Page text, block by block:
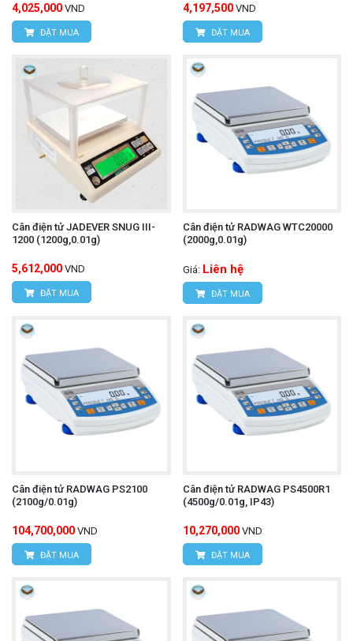
4,025,000 VND
ĐẶT MUA
4,197,500 VND
ĐẶT MUA
Cân điện tử JADEVER SNUG III-
1200 (1200g,0.01g)
5,612,000 VND
ĐẶT MUA
Cân điện tử RADWAG WTC20000
(2000g,0.01g)
Giá: Liên hệ
ĐẶT MUA
Cân điện tử RADWAG PS2100
(2100g/0.01g)
104,700,000 VND
ĐẶT MUA
Cân điện tử RADWAG PS4500R1
(4500g/0.01g, IP43)
10,270,000 VND
ĐẶT MUA